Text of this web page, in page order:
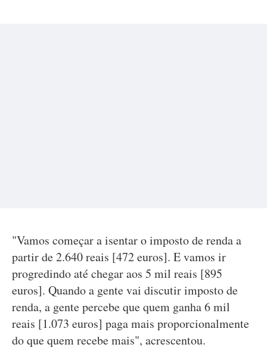
"Vamos começar a isentar o imposto de renda a
partir de 2.640 reais [472 euros]. E vamos ir
progredindo até chegar aos 5 mil reais [895
euros]. Quando a gente vai discutir imposto de
renda, a gente percebe que quem ganha 6 mil
reais [1.073 euros] paga mais proporcionalmente
do que quem recebe mais", acrescentou.